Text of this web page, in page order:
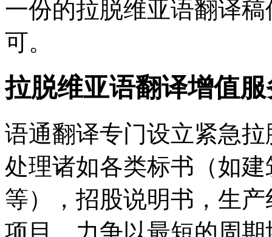
一份的拉脱维亚语翻译
可。
拉脱维亚语翻译增值服
语通翻译专门设立紧急
处理诸如各类标书（如
等），招股说明书，生